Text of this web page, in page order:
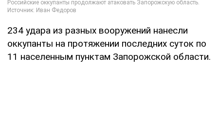
234 удара из разных вооружений нанесли
оккупанты на протяжении последних суток по
11 населенным пунктам Запорожской области.